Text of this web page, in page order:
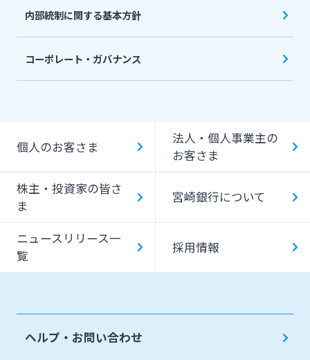
お問い合わせ先一覧
English
内部統制に関する基本方針
コーポレート・ガバナンス
個人のお客さま
法人・個人事業主の
お客さま
株主・投資家の皆さ
ま
宮崎銀行について
ニュースリリース一
覧
採用情報
ヘルプ・お問い合わせ